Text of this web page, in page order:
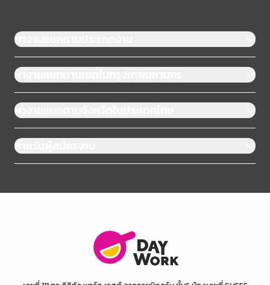
หางานแยกตามประเภทงาน
หางานแยกตามเขตในกรุงเทพมหานคร
หางานแยกตามจังหวัดในประเทศไทย
สำหรับผู้สมัครงาน